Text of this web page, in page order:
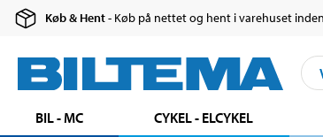
Køb & Hent- Køb på nettet og hent i varehuset
BIL - MC CYKEL - ELCYKEL